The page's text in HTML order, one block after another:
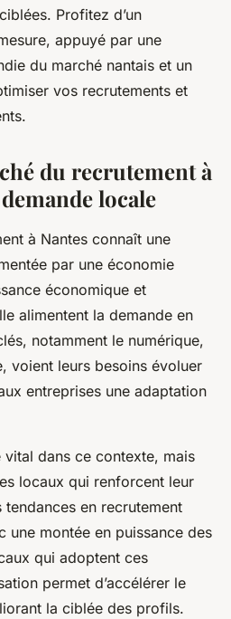
Profitez d’un
appuyé par une
du marché nantais et un
vos recrutements et
du recrutement à
locale
à Nantes connaît une
par une économie
économique et
alimentent la demande en
notamment le numérique,
voient leurs besoins évoluer
entreprises une adaptation
vital dans ce contexte, mais
locaux qui renforcent leur
tendances en recrutement
une montée en puissance des
qui adoptent ces
permet d’accélérer le
la ciblée des profils.